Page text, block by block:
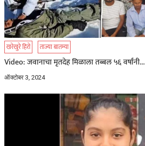
खरेखुरे हिरो ताज्या बातम्या
Video: जवानाचा मृतदेह मिळाला तब्बल ५६ वर्षांनी…
ऑक्टोबर 3, 2024